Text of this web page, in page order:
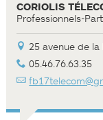
CORIOLIS
Professionnels-
25 avenue de la
05.46.76.63.35